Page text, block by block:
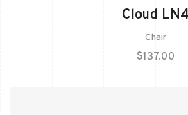
Cloud LN4
Chair
$137.00